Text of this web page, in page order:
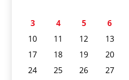
3
4 5 6
10
11 12 13
17
18 19 20
24
25 26 27